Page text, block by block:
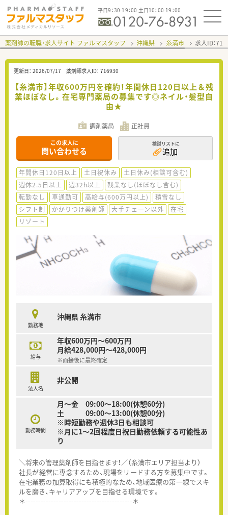
平日9：30-19：00 土日10：00-19：00
薬剤師の転職・求人サイト ファルマスタッフ 沖縄県 糸満市 求人ID：
更新日： 2026/07/17 薬剤師求人ID： 716930
【糸満市】年収600万円を確約！年間休日120日以上＆残
業ほぼなし。在宅専門薬局の募集です◎ネイル・髪型自
由★
調剤薬局 正社員
この求人に
問い合わせる
検討リストに
追加
年間休日120日以上 土日祝休み
土日休み(相談可含む)
週休2.5日以上
週32h以上
残業なし(ほぼなし含む)
転勤なし
車通勤可 高給与(600万円以上)
積雪なし
シフト制
かかりつけ薬剤師 大手チェーン以外
在宅
リゾート
勤務地
沖縄県 糸満市
給与
年収600万円～600万円
月給428,000円～428,000円
※面接後に最終確定
法人名
非公開
勤務時間
月～金 09:00～18:00(休憩60分)
土 09:00～13:00(休憩00分)
※時短勤務や週休3日も相談可
※月に1～2回程度日祝日勤務依頼する可能性あ
り
＼将来の管理薬剤師を目指せます！／（糸満市エリア担当より）
社長が経営に専念するため、現場をリードする方を募集中です。
在宅業務の加算取得にも積極的なため、地域医療の第一線でスキ
ルを磨き、キャリアアップを目指せる環境です。
＊------------------------------------------＊